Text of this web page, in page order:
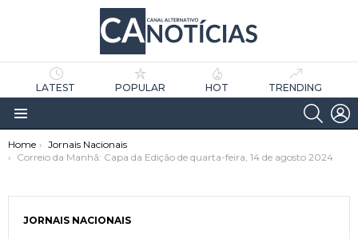
LATEST POPULAR HOT TRENDING
Menu
You are here:
Home
Jornais Nacionais
Correio da Manhã: Capa da Edição de quarta-feira, 14 de agosto 2024
JORNAIS NACIONAIS